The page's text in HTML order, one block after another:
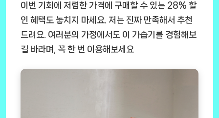
이번 기회에 저렴한 가격에 구매할 수 있는 28% 할
인 혜택도 놓치지 마세요. 저는 진짜 만족해서 추천
드려요. 여러분의 가정에서도 이 가습기를 경험해보
길 바라며, 꼭 한 번 이용해보세요